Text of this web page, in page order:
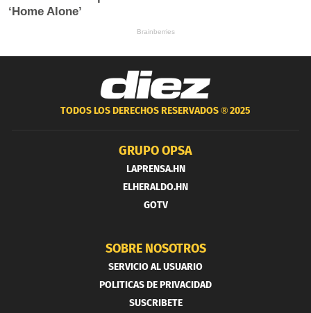
TODOS LOS DERECHOS RESERVADOS ®2025
GRUPO OPSA
LAPRENSA.HN
ELHERALDO.HN
GOTV
SOBRE NOSOTROS
SERVICIO AL USUARIO
POLITICAS DE PRIVACIDAD
SUSCRIBETE